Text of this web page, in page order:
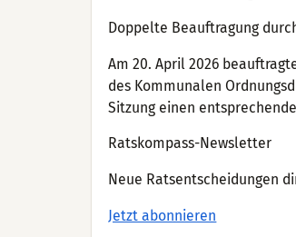
Doppelte Beauftragung
Am 20. April 2026
des Kommunalen
Sitzung einen
Ratskompass-Newsletter
Neue Ratsentscheidungen
Jetzt abonnieren